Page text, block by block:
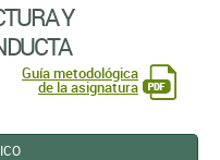
Y
Guía metodológica
de la asignatura